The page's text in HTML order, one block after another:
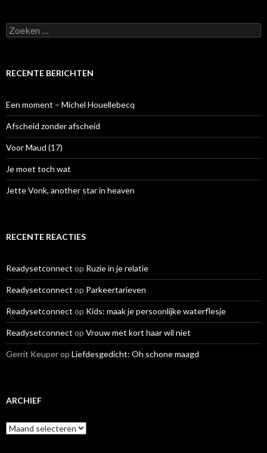
Z
o
e
a
a
r
:
RECENTE BERICHTEN
Een moment – Michel Houellebecq
Afscheid zonder afscheid
Voor Maud (17)
Je moet toch wat
Jette Vonk, another star in heaven
RECENTE REACTIES
Readysetconnect op Ruzie in je relatie
Readysetconnect op Parkeertarieven
Readysetconnect op Kids: maak je persoonlijke waterflesje
Readysetconnect op Vrouw met kort haar wil niet
Gerrit Keuperop Liefdesgedicht: Oh schone maagd
ARCHIEF
A
r